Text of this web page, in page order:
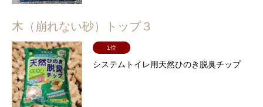
木（崩れない砂）トップ３
1位
システムトイレ用天然ひのき脱臭チップ